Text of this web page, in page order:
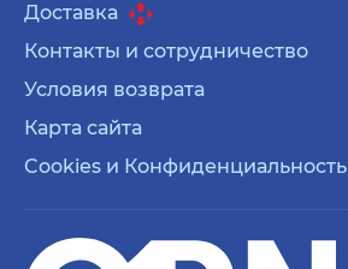
Доставка
Контакты и сотрудничество
Условия возврата
Карта сайта
Cookies и Конфиденциальность